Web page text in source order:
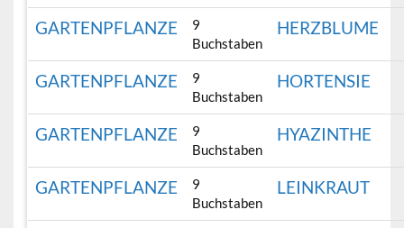
GARTENPFLANZE
9
Buchstaben
HERZBLUME
GARTENPFLANZE
9
Buchstaben
HORTENSIE
GARTENPFLANZE
9
Buchstaben
HYAZINTHE
GARTENPFLANZE
9
Buchstaben
LEINKRAUT